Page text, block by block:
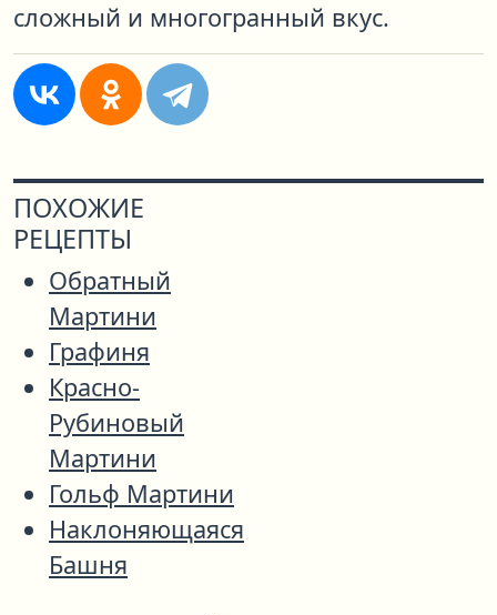
сложный и многогранный вкус.
ПОХОЖИЕ
РЕЦЕПТЫ
Обратный
Мартини
Графиня
Красно-
Рубиновый
Мартини
Гольф Мартини
Наклоняющаяся
Башня